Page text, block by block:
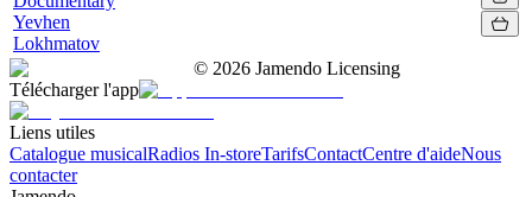
Yevhen
Lokhmatov
© 2026 Jamendo Licensing
Télécharger l'app
Liens utiles
Catalogue musicalRadios In-storeTarifsContactCentre d'aideNous
contacter